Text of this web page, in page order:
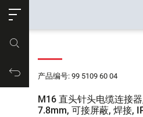
购物车产品编号: 99 5109 60 04
M16 直头针头电缆连接
7.8mm, 可接屏蔽, 焊接,